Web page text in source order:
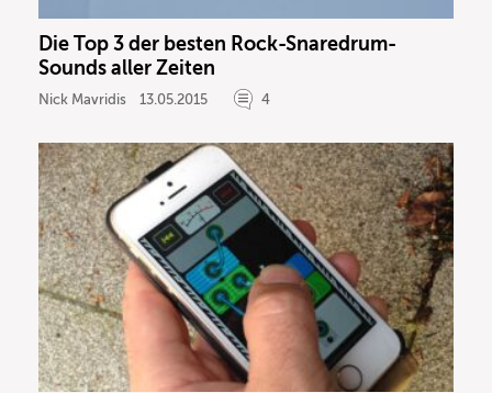
Die Top 3 der besten Rock-Snaredrum-
Sounds aller Zeiten
Nick Mavridis 13.05.2015 4